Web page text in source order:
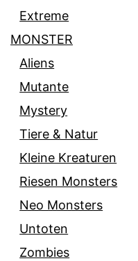
Extreme
MONSTER
Aliens
Mutante
Mystery
Tiere & Natur
Kleine Kreaturen
Riesen Monsters
Neo Monsters
Untoten
Zombies